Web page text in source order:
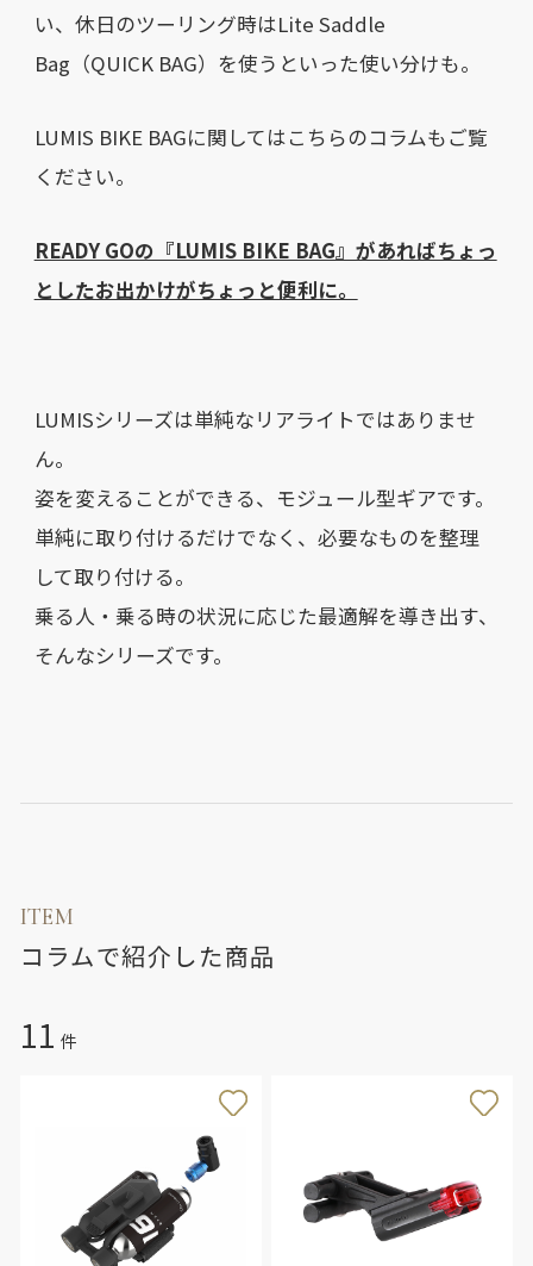
い、休日のツーリング時はLite Saddle
Bag（QUICK BAG）を使うといった使い分けも。
LUMIS BIKE BAGに関してはこちらのコラムもご覧
ください。
READY GOの『LUMIS BIKE BAG』があればちょっ
としたお出かけがちょっと便利に。
LUMISシリーズは単純なリアライトではありませ
ん。
姿を変えることができる、モジュール型ギアです。
単純に取り付けるだけでなく、必要なものを整理
して取り付ける。
乗る人・乗る時の状況に応じた最適解を導き出す、
そんなシリーズです。
ITEM
コラムで紹介した商品
11 件